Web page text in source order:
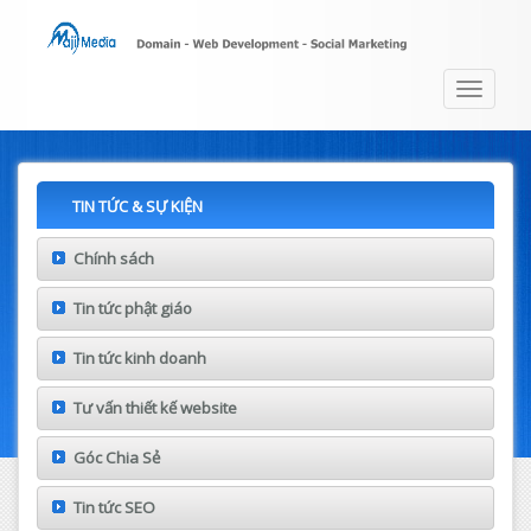
Toggle
TIN TỨC & SỰ KIỆN
Chính sách
Tin tức phật giáo
Tin tức kinh doanh
Tư vấn thiết kế website
Góc Chia Sẻ
Tin tức SEO